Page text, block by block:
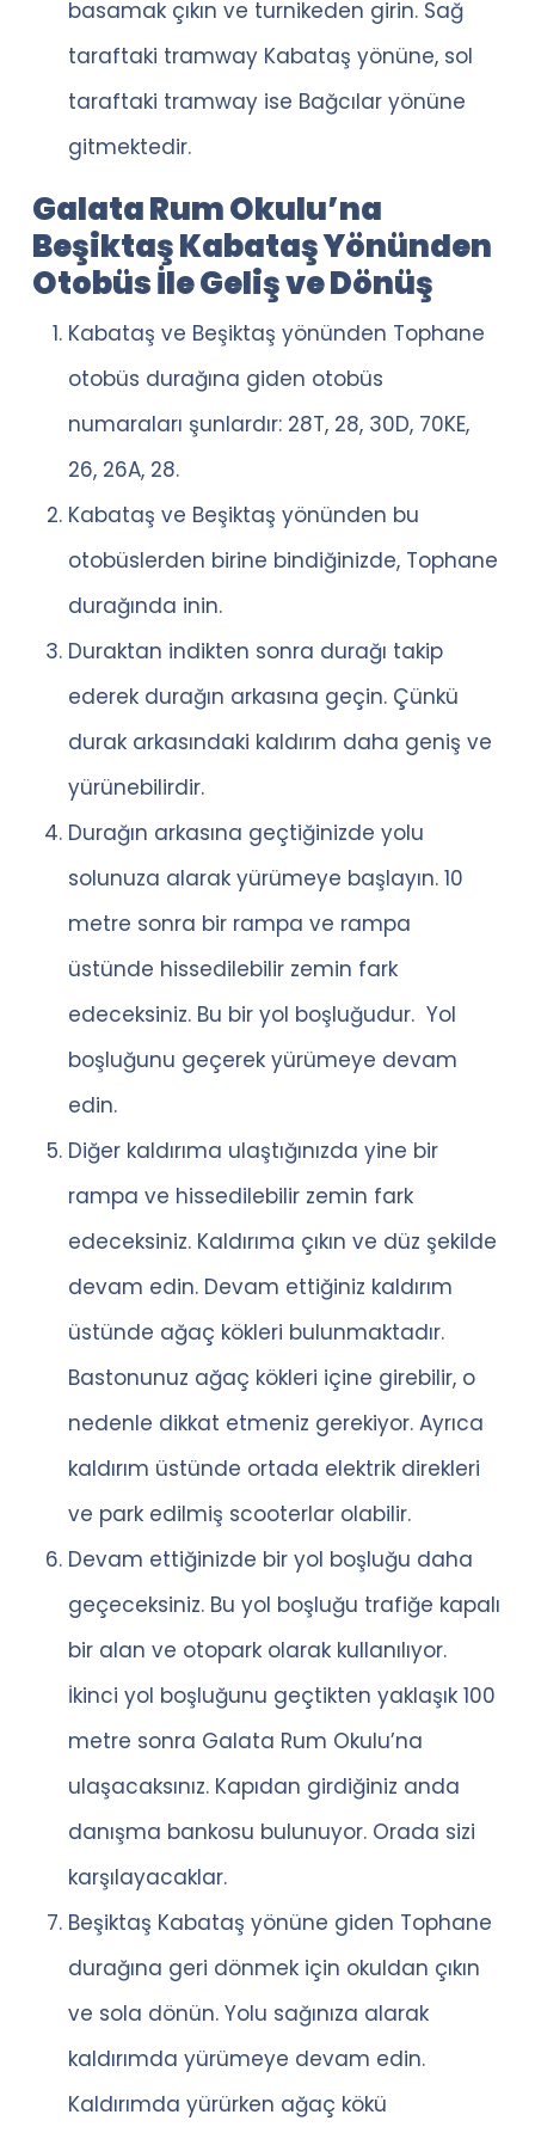
basamak çıkın ve turnikeden girin. Sağ
taraftaki tramway Kabataş yönüne, sol
taraftaki tramway ise Bağcılar yönüne
gitmektedir.
Galata Rum Okulu’na
Beşiktaş Kabataş Yönünden
Otobüs İle Geliş ve Dönüş
Kabataş ve Beşiktaş yönünden Tophane
otobüs durağına giden otobüs
numaraları şunlardır: 28T, 28, 30D, 70KE,
26, 26A, 28.
Kabataş ve Beşiktaş yönünden bu
otobüslerden birine bindiğinizde, Tophane
durağında inin.
Duraktan indikten sonra durağı takip
ederek durağın arkasına geçin. Çünkü
durak arkasındaki kaldırım daha geniş ve
yürünebilirdir.
Durağın arkasına geçtiğinizde yolu
solunuza alarak yürümeye başlayın. 10
metre sonra bir rampa ve rampa
üstünde hissedilebilir zemin fark
edeceksiniz. Bu bir yol boşluğudur. Yol
boşluğunu geçerek yürümeye devam
edin.
Diğer kaldırıma ulaştığınızda yine bir
rampa ve hissedilebilir zemin fark
edeceksiniz. Kaldırıma çıkın ve düz şekilde
devam edin. Devam ettiğiniz kaldırım
üstünde ağaç kökleri bulunmaktadır.
Bastonunuz ağaç kökleri içine girebilir, o
nedenle dikkat etmeniz gerekiyor. Ayrıca
kaldırım üstünde ortada elektrik direkleri
ve park edilmiş scooterlar olabilir.
Devam ettiğinizde bir yol boşluğu daha
geçeceksiniz. Bu yol boşluğu trafiğe kapalı
bir alan ve otopark olarak kullanılıyor.
İkinci yol boşluğunu geçtikten yaklaşık 100
metre sonra Galata Rum Okulu’na
ulaşacaksınız. Kapıdan girdiğiniz anda
danışma bankosu bulunuyor. Orada sizi
karşılayacaklar.
Beşiktaş Kabataş yönüne giden Tophane
durağına geri dönmek için okuldan çıkın
ve sola dönün. Yolu sağınıza alarak
kaldırımda yürümeye devam edin.
Kaldırımda yürürken ağaç kökü